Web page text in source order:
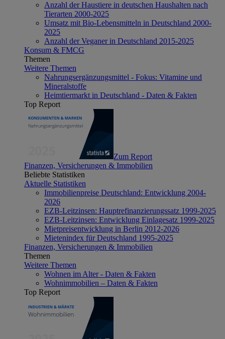
Anzahl der Haustiere in deutschen Haushalten nach
Tierarten 2000-2025
Umsatz mit Bio-Lebensmitteln in Deutschland 2000-
2025
Anzahl der Veganer in Deutschland 2015-2025
Konsum & FMCG
Themen
Weitere Themen
Nahrungsergänzungsmittel - Fokus: Vitamine und
Mineralstoffe
Heimtiermarkt in Deutschland - Daten & Fakten
Top Report
Zum Report
Finanzen, Versicherungen & Immobilien
Beliebte Statistiken
Aktuelle Statistiken
Immobilienpreise Deutschland: Entwicklung 2004-
2026
EZB-Leitzinsen: Hauptrefinanzierungssatz 1999-2025
EZB-Leitzinsen: Entwicklung Einlagesatz 1999-2025
Mietpreisentwicklung in Berlin 2012-2026
Mietenindex für Deutschland 1995-2025
Finanzen, Versicherungen & Immobilien
Themen
Weitere Themen
Wohnen im Alter - Daten & Fakten
Wohnimmobilien – Daten & Fakten
Top Report